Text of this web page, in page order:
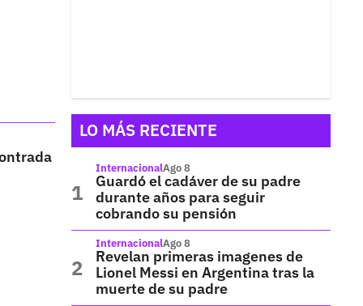
LO MÁS RECIENTE
InternacionalAgo 8
Guardó el cadáver de su padre
durante años para seguir
cobrando su pensión
InternacionalAgo 8
Revelan primeras imagenes de
Lionel Messi en Argentina tras la
muerte de su padre